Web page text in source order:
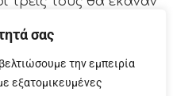
σας
την εμπειρία
εξατομικευμένες
στα Ιωάννινα,
για τις 31